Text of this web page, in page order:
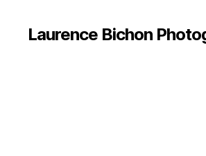
Laurence Bichon